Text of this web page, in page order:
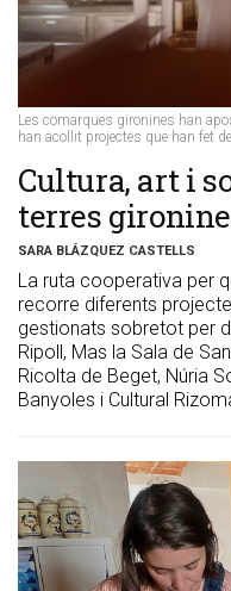
Les comarques gironines han
han acollit projectes que han fet
Cultura, art i
terres
SARA BLÁZQUEZ CASTELLS
La ruta cooperativa per
recorre diferents
gestionats sobretot per
Ripoll, Mas la Sala de
Ricolta de Beget, Núria
Banyoles i Cultural